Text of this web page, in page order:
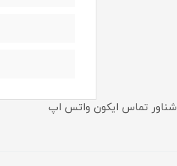
شناور تماس ایکون واتس اپ